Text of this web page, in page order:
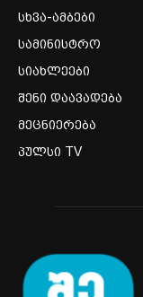
სხვა-ამბები
სამინისტრო
სიახლეები
შენი დაავადება
მეცნიერება
პულსი TV